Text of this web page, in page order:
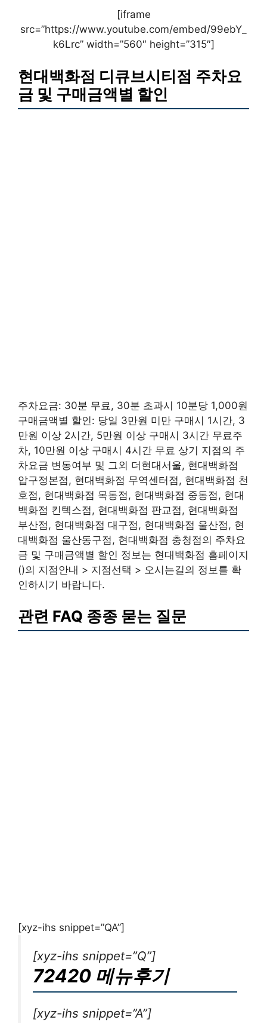
[iframe
src=”https://www.youtube.com/embed/99ebY_
k6Lrc” width=”560″ height=”315″]
현대백화점 디큐브시티점 주차요
금 및 구매금액별 할인
주차요금: 30분 무료, 30분 초과시 10분당 1,000원
구매금액별 할인: 당일 3만원 미만 구매시 1시간, 3
만원 이상 2시간, 5만원 이상 구매시 3시간 무료주
차, 10만원 이상 구매시 4시간 무료 상기 지점의 주
차요금 변동여부 및 그외 더현대서울, 현대백화점
압구정본점, 현대백화점 무역센터점, 현대백화점 천
호점, 현대백화점 목동점, 현대백화점 중동점, 현대
백화점 킨텍스점, 현대백화점 판교점, 현대백화점
부산점, 현대백화점 대구점, 현대백화점 울산점, 현
대백화점 울산동구점, 현대백화점 충청점의 주차요
금 및 구매금액별 할인 정보는 현대백화점 홈페이지
()의 지점안내 > 지점선택 > 오시는길의 정보를 확
인하시기 바랍니다.
관련 FAQ 종종 묻는 질문
[xyz-ihs snippet=”QA”]
[xyz-ihs snippet=”Q”]
72420 메뉴후기
[xyz-ihs snippet=”A”]